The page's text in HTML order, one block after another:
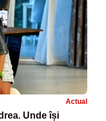
Actual
Unde își